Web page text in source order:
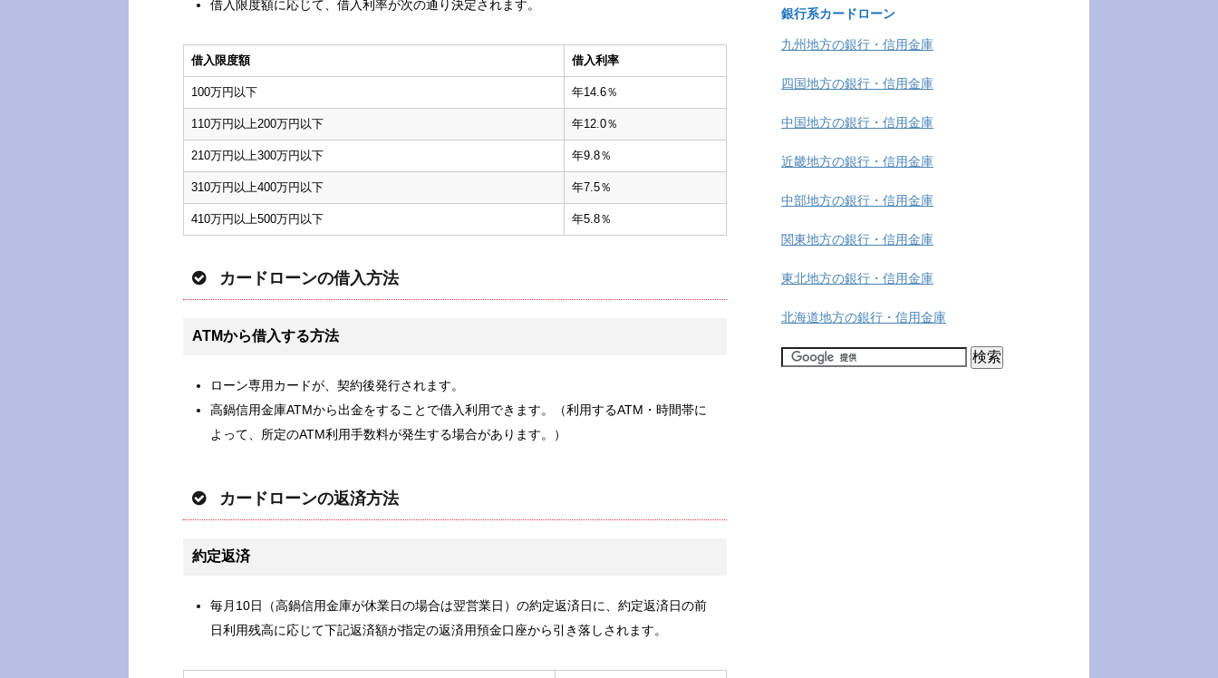
借入限度額に応じて、借入利率が次の通り決定されます。
借入限度額 借入利率
100万円以下 年14.6％
110万円以上200万円以下 年12.0％
210万円以上300万円以下 年9.8％
310万円以上400万円以下 年7.5％
410万円以上500万円以下 年5.8％
カードローンの借入方法
ATMから借入する方法
ローン専用カードが、契約後発行されます。
高鍋信用金庫ATMから出金をすることで借入利用できます。（利用するATM・時間帯に
よって、所定のATM利用手数料が発生する場合があります。）
カードローンの返済方法
約定返済
毎月10日（高鍋信用金庫が休業日の場合は翌営業日）の約定返済日に、約定返済日の前
日利用残高に応じて下記返済額が指定の返済用預金口座から引き落しされます。
銀行系カードローン
九州地方の銀行・信用金庫
四国地方の銀行・信用金庫
中国地方の銀行・信用金庫
近畿地方の銀行・信用金庫
中部地方の銀行・信用金庫
関東地方の銀行・信用金庫
東北地方の銀行・信用金庫
北海道地方の銀行・信用金庫